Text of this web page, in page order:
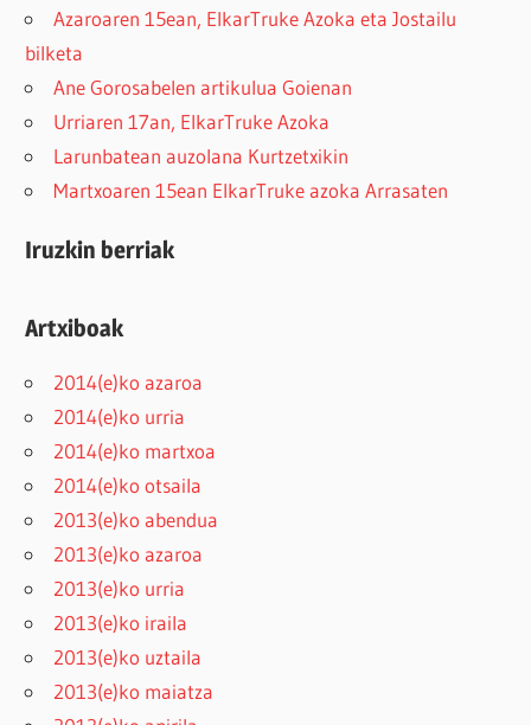
Azaroaren 15ean, ElkarTruke Azoka eta Jostailu
bilketa
Ane Gorosabelen artikulua Goienan
Urriaren 17an, ElkarTruke Azoka
Larunbatean auzolana Kurtzetxikin
Martxoaren 15ean ElkarTruke azoka Arrasaten
Iruzkin berriak
Artxiboak
2014(e)ko azaroa
2014(e)ko urria
2014(e)ko martxoa
2014(e)ko otsaila
2013(e)ko abendua
2013(e)ko azaroa
2013(e)ko urria
2013(e)ko iraila
2013(e)ko uztaila
2013(e)ko maiatza